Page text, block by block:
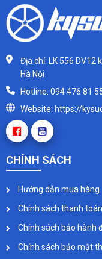
Địa chỉ: LK 556 DV12
Hà Nội
Hotline: 094 476 81
Website: https://
CHÍNH SÁCH
Hướng dẫn mua hàng
Chính sách thanh toán
Chính sách bảo hành
Chính sách bảo mật